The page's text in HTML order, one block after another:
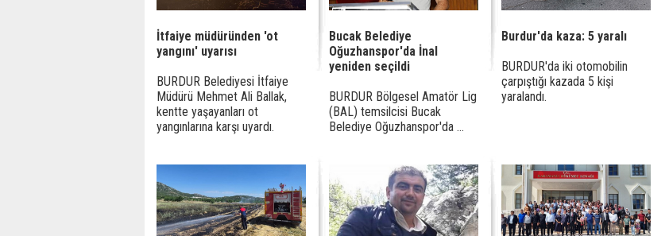
İtfaiye müdüründen 'ot
yangını' uyarısı
BURDUR Belediyesi İtfaiye
Müdürü Mehmet Ali Ballak,
kentte yaşayanları ot
yangınlarına karşı uyardı.
Bucak Belediye
Oğuzhanspor'da İnal
yeniden seçildi
BURDUR Bölgesel Amatör Lig
(BAL) temsilcisi Bucak
Belediye Oğuzhanspor'da ...
Burdur'da kaza: 5 yaralı
BURDUR'da iki otomobilin
çarpıştığı kazada 5 kişi
yaralandı.